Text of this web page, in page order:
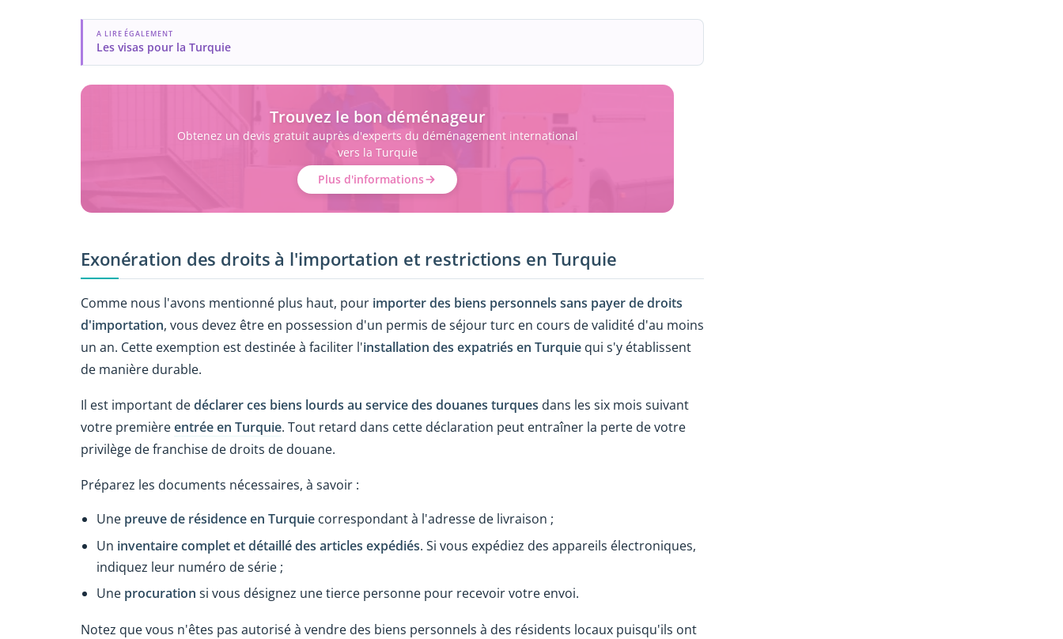
A LIRE ÉGALEMENT
Les visas pour la Turquie
Trouvez le bon déménageur
Obtenez un devis gratuit auprès d'experts du déménagement international
vers la Turquie
Plus d'informations
Exonération des droits à l'importation et restrictions en Turquie
Comme nous l'avons mentionné plus haut, pour importer des biens personnels sans payer dedroits
d'importation, vous devez être en possession d'un permis de séjour turc en cours de validité d'au moins
un an. Cette exemption est destinée à faciliter l'installation des expatriés en Turquie qui s'y établissent
de manière durable.
Il est important dedéclarer ces biens lourds au service des douanes turques dans les six mois suivant
votre premièreentrée en Turquie. Tout retard dans cette déclaration peut entraîner la perte de votre
privilège de franchise de droits de douane.
Préparez les documents nécessaires, à savoir :
Une preuve de résidence en Turquie correspondant à l'adresse de livraison ;
Un inventaire complet et détaillé des articles expédiés. Si vous expédiez des appareils électroniques,
indiquez leur numéro de série ;
Une procuration si vous désignez une tierce personne pour recevoir votre envoi.
Notez que vous n'êtes pas autorisé à vendre des biens personnels à des résidents locaux puisqu'ils ont